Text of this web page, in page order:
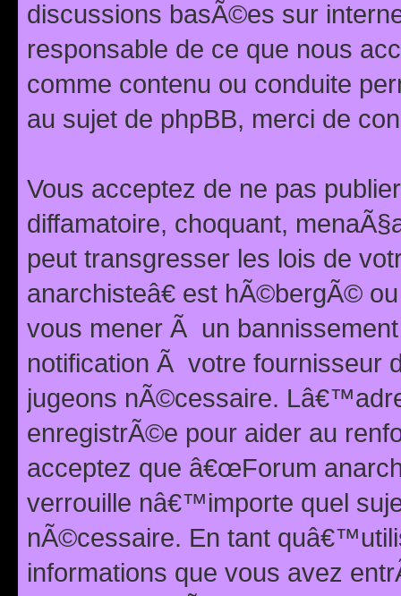
discussions basÃ©es sur
responsable de ce que nous
comme contenu ou conduite
au sujet de phpBB, merci de
Vous acceptez de ne pas
diffamatoire, choquant,
peut transgresser les lois de
anarchisteâ€ est hÃ©bergÃ©
vous mener Ã un
notification Ã votre fournisseur
jugeons nÃ©cessaire.
enregistrÃ©e pour aider au
acceptez que â€œForum
verrouille nâ€™importe quel
nÃ©cessaire. En tant
informations que vous avez